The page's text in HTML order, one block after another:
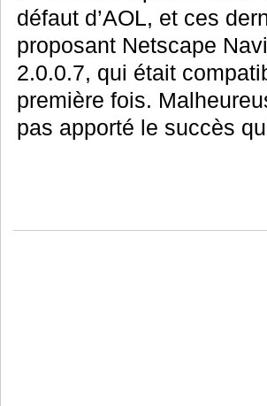
défaut d’AOL, et ces
proposant Netscape
2.0.0.7, qui était
première fois.
pas apporté le succès